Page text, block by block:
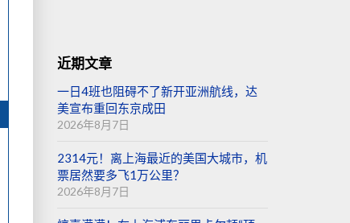
近期文章
一日4班也阻碍不了新开亚洲航线，达
美宣布重回东京成田
2026年8月7日
2314元！离上海最近的美国大城市，机
票居然要多飞1万公里？
2026年8月7日